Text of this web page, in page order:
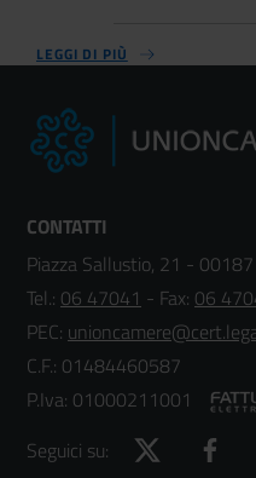
LEGGI DI PIÙ
CONTATTI
Piazza Sallustio, 21 -
Tel.: 06 47041 - Fax: 06
PEC:
C.F.: 01484460587
P.Iva: 01000211001
Seguici su:
Twitter